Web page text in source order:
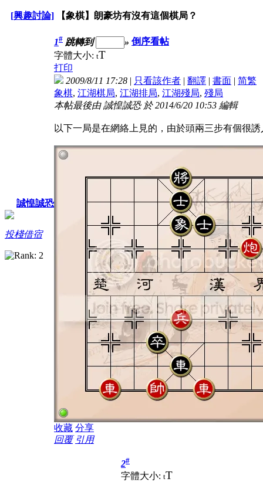
[興趣討論] 【象棋】朗豪坊有沒有這個棋局？
誠惶誠恐
投棧借宿
1# 跳轉到 » 倒序看帖
字體大小: tT
打印
2009/8/11 17:28 | 只看該作者 | 翻譯 | 書面 | 简繁
象棋, 江湖棋局, 江湖排局, 江湖殘局, 殘局
本帖最後由 誠惶誠恐 於 2014/6/20 10:53 編輯
以下一局是在網絡上見的，由於頭兩三步有個很
收藏 分享
回覆 引用
2#
字體大小: tT